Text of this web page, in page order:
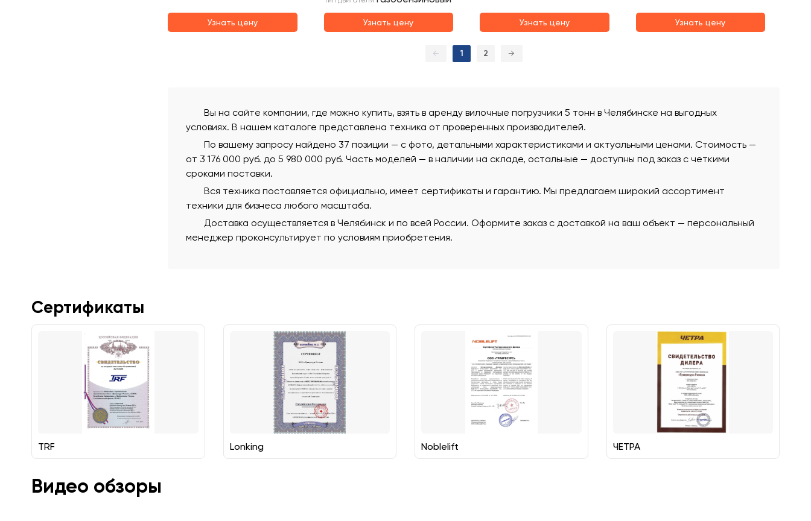
Узнать цену Узнать цену Узнать цену Узнать цену
← 1 2 →
Вы на сайте компании, где можно купить, взять в аренду вилочные погрузчики 5 тонн в Челябинске на выгодных
условиях. В нашем каталоге представлена техника от проверенных производителей.
По вашему запросу найдено 37 позиции — с фото, детальными характеристиками и актуальными ценами. Стоимость —
от 3 176 000 руб. до 5 980 000 руб. Часть моделей — в наличии на складе, остальные — доступны под заказ с четкими
сроками поставки.
Вся техника поставляется официально, имеет сертификаты и гарантию. Мы предлагаем широкий ассортимент
техники для бизнеса любого масштаба.
Доставка осуществляется в Челябинск и по всей России. Оформите заказ с доставкой на ваш объект — персональный
менеджер проконсультирует по условиям приобретения.
Сертификаты
TRF Lonking Noblelift ЧЕТРА
Видео обзоры